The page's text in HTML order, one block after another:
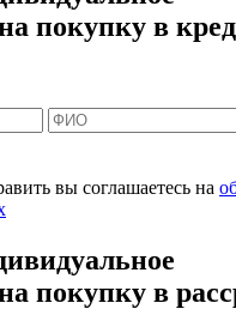
покупку в
вы соглашаетесь на
покупку в